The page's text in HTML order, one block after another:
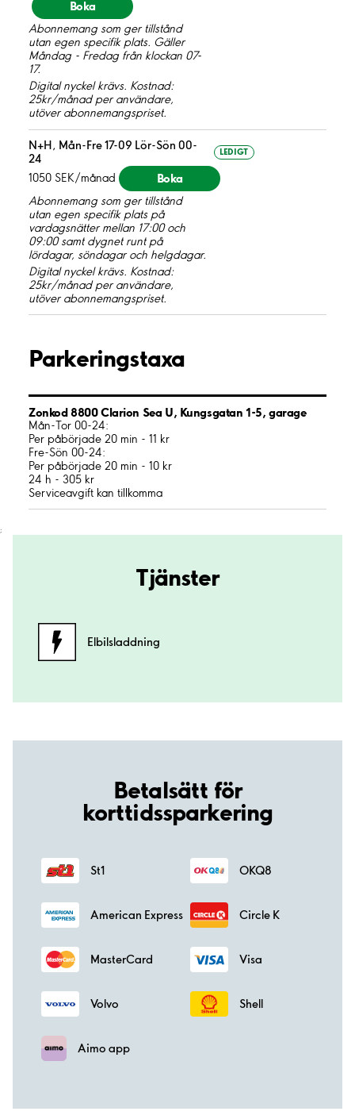
Boka
Abonnemang som ger tillstånd
utan egen specifik plats. Gäller
Måndag - Fredag från klockan 07-
17.
Digital nyckel krävs. Kostnad:
25kr/månad per användare,
utöver abonnemangspriset.
N+H, Mån-Fre 17-09 Lör-Sön 00-
24
LEDIGT
1050 SEK/månad Boka
Abonnemang som ger tillstånd
utan egen specifik plats på
vardagsnätter mellan 17:00 och
09:00 samt dygnet runt på
lördagar, söndagar och helgdagar.
Digital nyckel krävs. Kostnad:
25kr/månad per användare,
utöver abonnemangspriset.
Parkeringstaxa
Zonkod 8800 Clarion Sea U, Kungsgatan 1-5, garage
Mån-Tor 00-24:
Per påbörjade 20 min - 11 kr
Fre-Sön 00-24:
Per påbörjade 20 min - 10 kr
24 h - 305 kr
Serviceavgift kan tillkomma
;
Tjänster
Elbilsladdning
Betalsätt för
korttidssparkering
St1 OKQ8
American Express Circle K
MasterCard Visa
Volvo Shell
Aimo app